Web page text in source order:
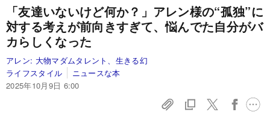
「友達いないけど何か？」アレン様の“孤独”に
対する考えが前向きすぎて、悩んでた自分がバ
カらしくなった
アレン: 大物マダムタレント、生きる幻
ライフスタイル
ニュースな本
2025年10月9日 6:00